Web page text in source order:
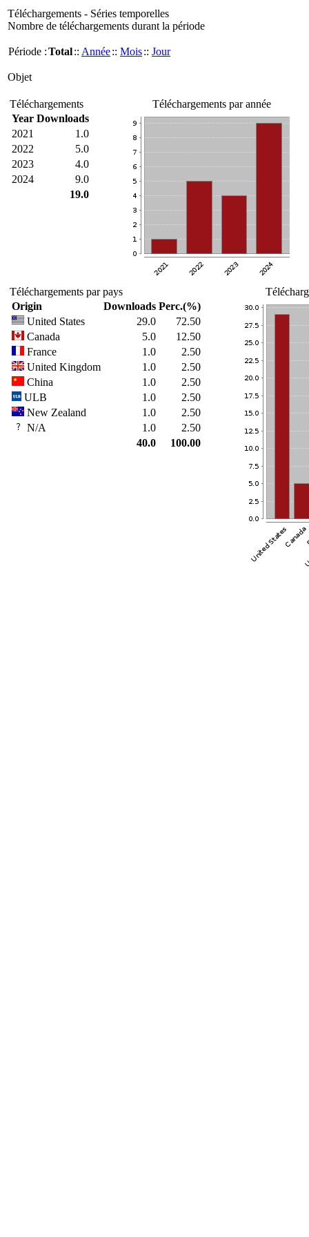
Téléchargements - Séries temporelles
Nombre de téléchargements durant la période
Période :Total:: Année:: Mois:: Jour
Objet
Téléchargements
Year Downloads
2021
1.0
2022
5.0
2023
4.0
2024
9.0
19.0
Téléchargements par année
Téléchargements par pays
Origin
Downloads Perc.(%)
United States
29.0
72.50
Canada
5.0
12.50
France
1.0
2.50
United Kingdom
1.0
2.50
China
1.0
2.50
ULB
1.0
2.50
New Zealand
1.0
2.50
N/A
1.0
2.50
40.0
100.00